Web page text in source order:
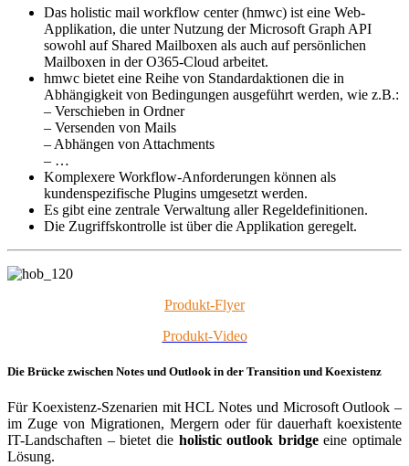
Das holistic mail workflow center (hmwc) ist eine Web-
Applikation, die unter Nutzung der Microsoft Graph API
sowohl auf Shared Mailboxen als auch auf persönlichen
Mailboxen in der O365-Cloud arbeitet.
hmwc bietet eine Reihe von Standardaktionen die in
Abhängigkeit von Bedingungen ausgeführt werden, wie z.B.:
– Verschieben in Ordner
– Versenden von Mails
– Abhängen von Attachments
– …
Komplexere Workflow-Anforderungen können als
kundenspezifische Plugins umgesetzt werden.
Es gibt eine zentrale Verwaltung aller Regeldefinitionen.
Die Zugriffskontrolle ist über die Applikation geregelt.
Produkt-Flyer
Produkt-Video
Die Brücke zwischen Notes und Outlook in der Transition und Koexistenz
Für Koexistenz-Szenarien mit HCL Notes und Microsoft Outlook –
im Zuge von Migrationen, Mergern oder für dauerhaft koexistente
IT-Landschaften – bietet dieholistic outlook bridgeeine optimale
Lösung.